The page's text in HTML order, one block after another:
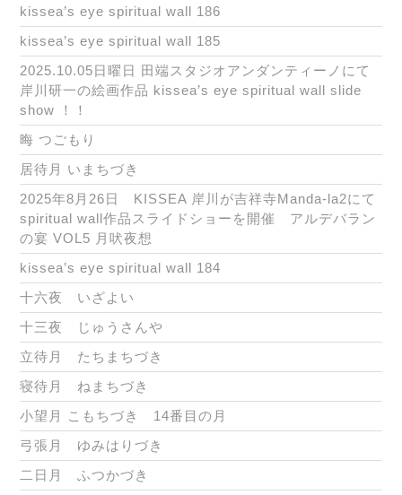
kissea’s eye spiritual wall 186
kissea’s eye spiritual wall 185
2025.10.05日曜日 田端スタジオアンダンティーノにて
岸川研一の絵画作品 kissea’s eye spiritual wall slide
show ！！
晦 つごもり
居待月 いまちづき
2025年8月26日 KISSEA 岸川が吉祥寺Manda-la2にて
spiritual wall作品スライドショーを開催 アルデバラン
の宴 VOL5 月吠夜想
kissea’s eye spiritual wall 184
十六夜 いざよい
十三夜 じゅうさんや
立待月 たちまちづき
寝待月 ねまちづき
小望月 こもちづき 14番目の月
弓張月 ゆみはりづき
二日月 ふつかづき